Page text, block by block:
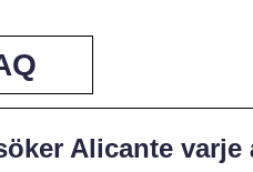
Alicante varje